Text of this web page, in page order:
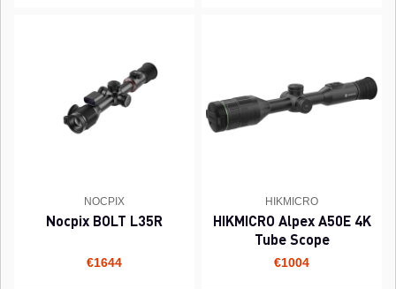
NOCPIX
Nocpix BOLT L35R
€1644
HIKMICRO
HIKMICRO Alpex A50E 4K
Tube Scope
€1004